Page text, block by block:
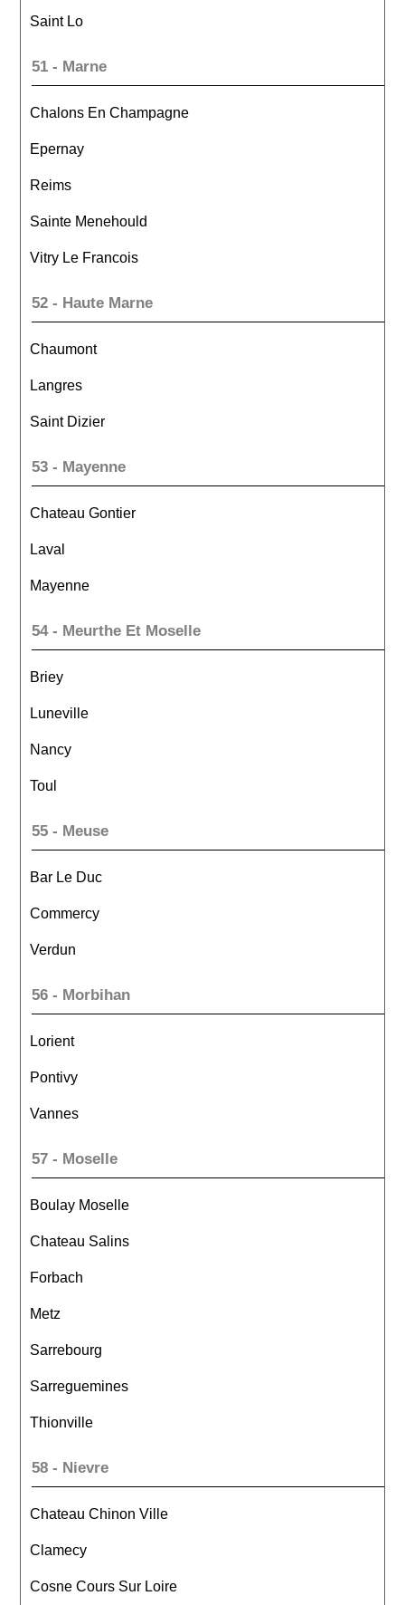
Saint Lo
51 - Marne
Chalons En Champagne
Epernay
Reims
Sainte Menehould
Vitry Le Francois
52 - Haute Marne
Chaumont
Langres
Saint Dizier
53 - Mayenne
Chateau Gontier
Laval
Mayenne
54 - Meurthe Et Moselle
Briey
Luneville
Nancy
Toul
55 - Meuse
Bar Le Duc
Commercy
Verdun
56 - Morbihan
Lorient
Pontivy
Vannes
57 - Moselle
Boulay Moselle
Chateau Salins
Forbach
Metz
Sarrebourg
Sarreguemines
Thionville
58 - Nievre
Chateau Chinon Ville
Clamecy
Cosne Cours Sur Loire